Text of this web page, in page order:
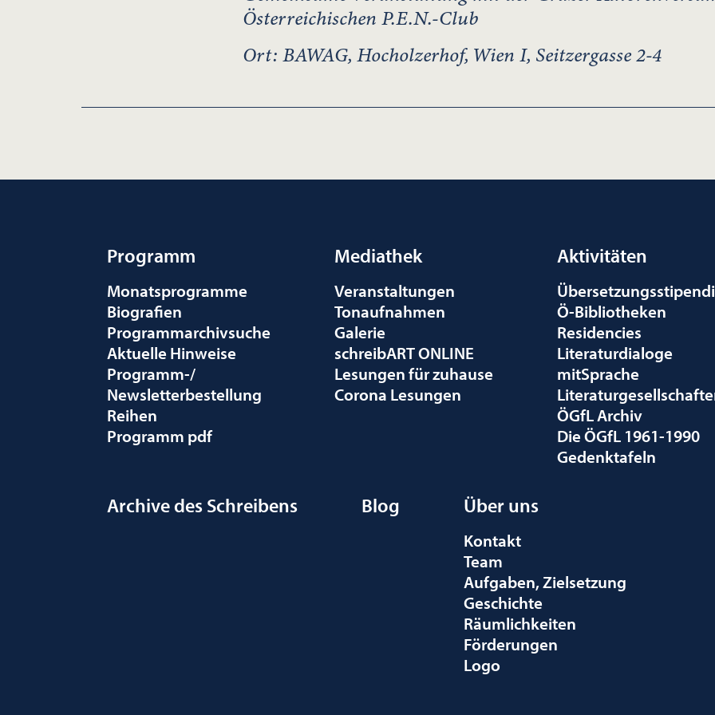
Österreichischen P.E.N.-Club
Ort: BAWAG, Hocholzerhof, Wien I, Seitzergasse 2-4
Programm
Monatsprogramme
Biografien
Programmarchivsuche
Aktuelle Hinweise
Programm-/
Newsletterbestellung
Reihen
Programm pdf
Mediathek
Veranstaltungen
Tonaufnahmen
Galerie
schreibART ONLINE
Lesungen für zuhause
Corona Lesungen
Aktivitäten
Ö-Bibliotheken
Residencies
Literaturdialoge
mitSprache
ÖGfL Archiv
Die ÖGfL 1961-1990
Gedenktafeln
Archive des Schreibens Blog Über uns
Kontakt
Team
Aufgaben, Zielsetzung
Geschichte
Räumlichkeiten
Förderungen
Logo